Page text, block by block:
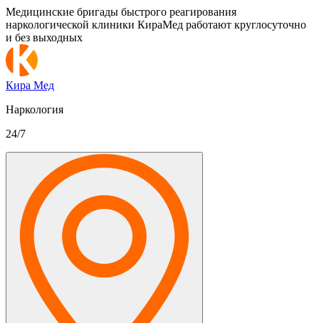
Медицинские бригады быстрого реагирования
наркологической клиники КираМед работают круглосуточно
и без выходных
Кира Мед
Наркология
24/7